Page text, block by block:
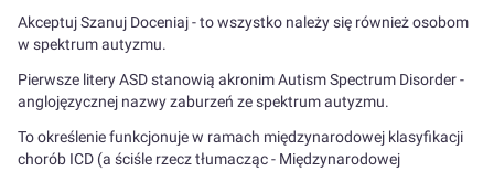
Akceptuj Szanuj Doceniaj - to wszystko należy się również osobom
w spektrum autyzmu.
Pierwsze litery ASD stanowią akronim Autism Spectrum Disorder -
anglojęzycznej nazwy zaburzeń ze spektrum autyzmu.
To określenie funkcjonuje w ramach międzynarodowej klasyfikacji
chorób ICD (a ściśle rzecz tłumacząc - Międzynarodowej